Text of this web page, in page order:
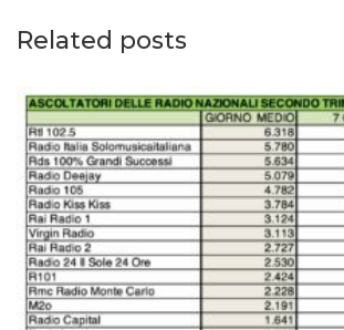
Related posts